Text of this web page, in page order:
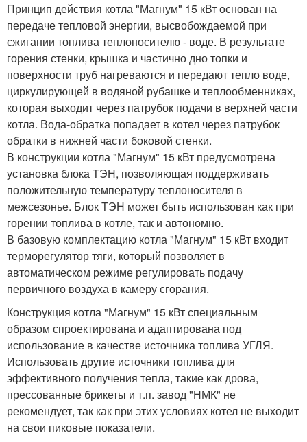
Принцип действия котла "Магнум" 15 кВт основан на
передаче тепловой энергии, высвобождаемой при
сжигании топлива теплоносителю - воде. В результате
горения стенки, крышка и частично дно топки и
поверхности труб нагреваются и передают тепло воде,
циркулирующей в водяной рубашке и теплообменниках,
которая выходит через патрубок подачи в верхней части
котла. Вода-обратка попадает в котел через патрубок
обратки в нижней части боковой стенки.
В конструкции котла "Магнум" 15 кВт предусмотрена
установка блока ТЭН, позволяющая поддерживать
положительную температуру теплоносителя в
межсезонье. Блок ТЭН может быть использован как при
горении топлива в котле, так и автономно.
В базовую комплектацию котла "Магнум" 15 кВт входит
терморегулятор тяги, который позволяет в
автоматическом режиме регулировать подачу
первичного воздуха в камеру сгорания.
Конструкция котла "Магнум" 15 кВт специальным
образом спроектирована и адаптирована под
использование в качестве источника топлива УГЛЯ.
Использовать другие источники топлива для
эффективного получения тепла, такие как дрова,
прессованные брикеты и т.п. завод "НМК" не
рекомендует, так как при этих условиях котел не выходит
на свои пиковые показатели.